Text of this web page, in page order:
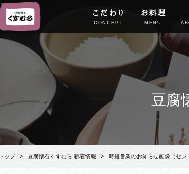
こだわり
CONCEPT
お料理
MENU
豆腐
トップ 豆腐懐石くすむら 新着情報 時短営業のお知らせ画像（セン